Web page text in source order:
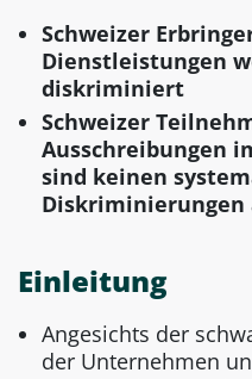
Schweizer
Dienstleistungen
diskriminiert
Schweizer
Ausschreibungen
sind keinen
Diskriminierungen
Einleitung
Angesichts der
der Unternehmen